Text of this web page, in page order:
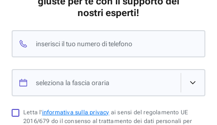
nostri esperti!
inserisci il tuo numero di telefono
seleziona la fascia oraria
Letta l'informativa sulla privacy ai sensi del regolamento UE
2016/679 do il consenso al trattamento dei dati personali per